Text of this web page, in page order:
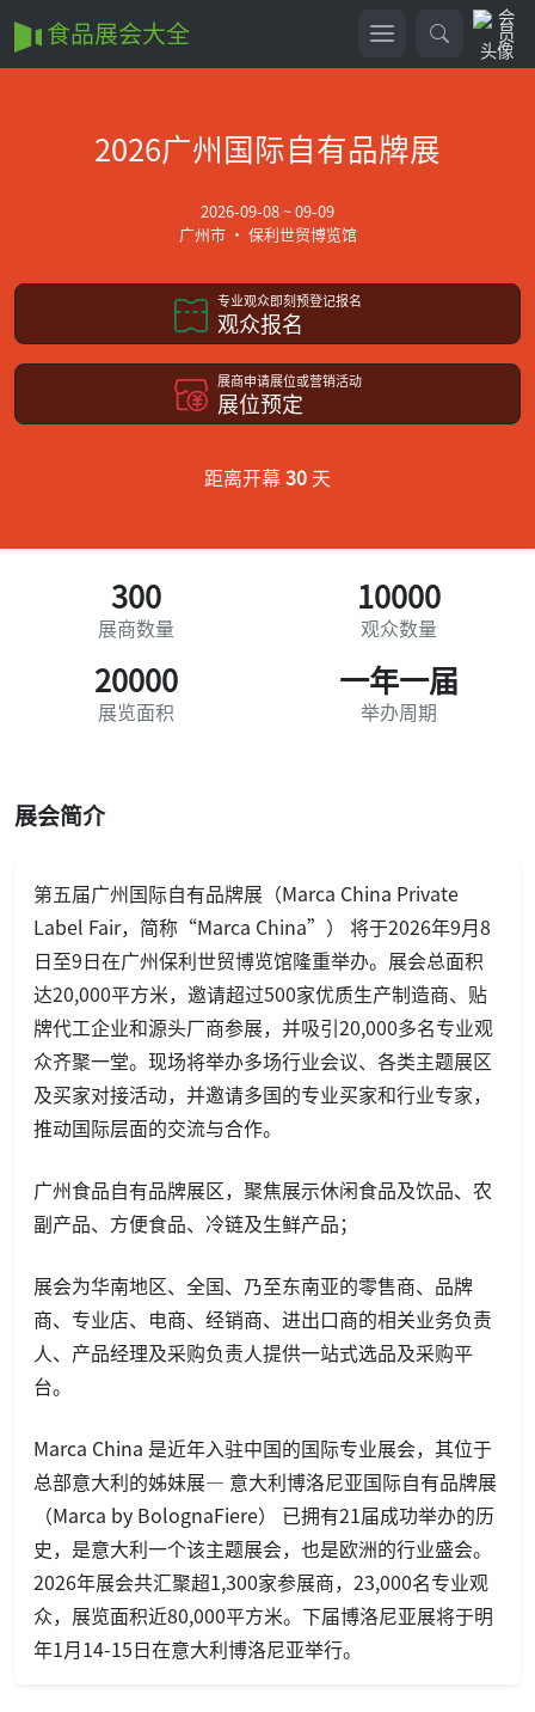
食品展会大全
2026广州国际自有品牌展
2026-09-08 ~ 09-09
广州市 • 保利世贸博览馆
专业观众即刻预登记报名
观众报名
展商申请展位或营销活动
展位预定
距离开幕 30 天
300
展商数量
10000
观众数量
20000
展览面积
一年一届
举办周期
展会简介
第五届广州国际自有品牌展（Marca China Private
Label Fair，简称“Marca China”） 将于2026年9月8
日至9日在广州保利世贸博览馆隆重举办。展会总面积
达20,000平方米，邀请超过500家优质生产制造商、贴
牌代工企业和源头厂商参展，并吸引20,000多名专业观
众齐聚一堂。现场将举办多场行业会议、各类主题展区
及买家对接活动，并邀请多国的专业买家和行业专家，
推动国际层面的交流与合作。
广州食品自有品牌展区，聚焦展示休闲食品及饮品、农
副产品、方便食品、冷链及生鲜产品；
展会为华南地区、全国、乃至东南亚的零售商、品牌
商、专业店、电商、经销商、进出口商的相关业务负责
人、产品经理及采购负责人提供一站式选品及采购平
台。
Marca China 是近年入驻中国的国际专业展会，其位于
总部意大利的姊妹展— 意大利博洛尼亚国际自有品牌展
（Marca by BolognaFiere） 已拥有21届成功举办的历
史，是意大利一个该主题展会，也是欧洲的行业盛会。
2026年展会共汇聚超1,300家参展商，23,000名专业观
众，展览面积近80,000平方米。下届博洛尼亚展将于明
年1月14-15日在意大利博洛尼亚举行。